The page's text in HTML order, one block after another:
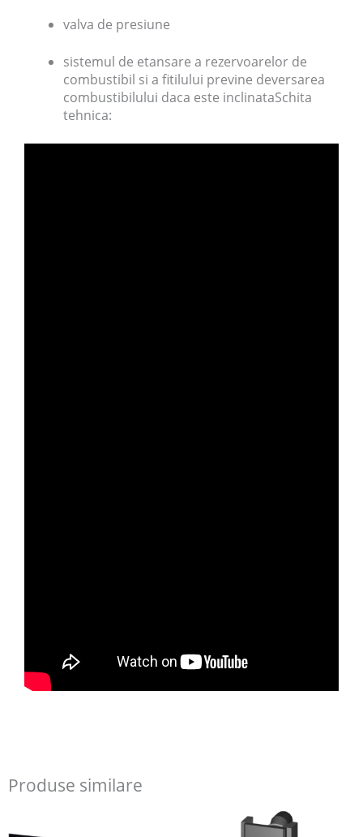
valva de presiune
sistemul de etansare a rezervoarelor de
combustibil si a fitilului previne deversarea
combustibilului daca este inclinataSchita
tehnica:
Produse similare